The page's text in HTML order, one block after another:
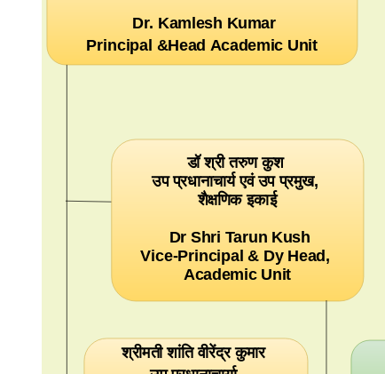
Dr. Kamlesh Kumar
Principal &Head Academic Unit
डॉ श्री तरुण कुश
उप प्रधानाचार्य एवं उप प्रमुख,
शैक्षणिक इकाई
Dr Shri Tarun Kush
Vice-Principal & Dy Head,
Academic Unit
श्रीमती शांति वीरेंद्र कुमार